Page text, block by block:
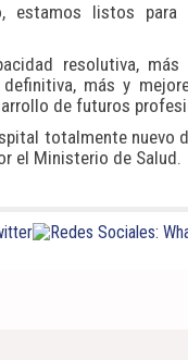
estamos listos para
resolutiva,
más y
de futuros
totalmente nuevo
el Ministerio de Salud.